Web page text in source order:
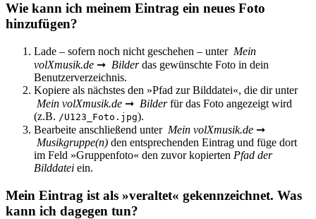
Wie kann ich meinem Eintrag ein neues Foto
hinzufügen?
Lade – sofern noch nicht geschehen – unter Mein
volXmusik.de ➞ Bilderdas gewünschte Foto in dein
Benutzerverzeichnis.
Kopiere als nächstes den »Pfad zur Bilddatei«, die dir unter
Mein volXmusik.de ➞ Bilderfür das Foto angezeigt wird
(z.B. /U123_Foto.jpg).
Bearbeite anschließend unter Mein volXmusik.de ➞
Musikgruppe(n) den entsprechenden Eintrag und füge dort
im Feld »Gruppenfoto« den zuvor kopierten Pfad der
Bilddatei ein.
Mein Eintrag ist als »veraltet« gekennzeichnet. Was
kann ich dagegen tun?